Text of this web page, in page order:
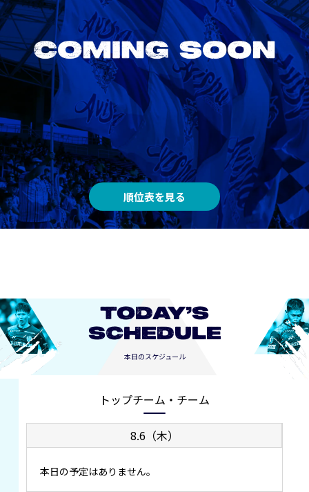
順位表を見る
TODAY’S
SCHEDULE
本日のスケジュール
トップチーム・チーム
8.6（木）
本日の予定はありません。